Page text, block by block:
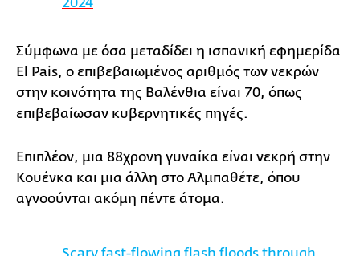
Σύμφωνα με όσα μεταδίδει η ισπανική εφημερίδα
El Pais, ο επιβεβαιωμένος αριθμός των νεκρών
στην κοινότητα της Βαλένθια είναι 70, όπως
επιβεβαίωσαν κυβερνητικές πηγές.
Επιπλέον, μια 88χρονη γυναίκα είναι νεκρή στην
Κουένκα και μια άλλη στο Αλμπαθέτε, όπου
αγνοούνται ακόμη πέντε άτομα.
Scary fast-flowing flash floods through